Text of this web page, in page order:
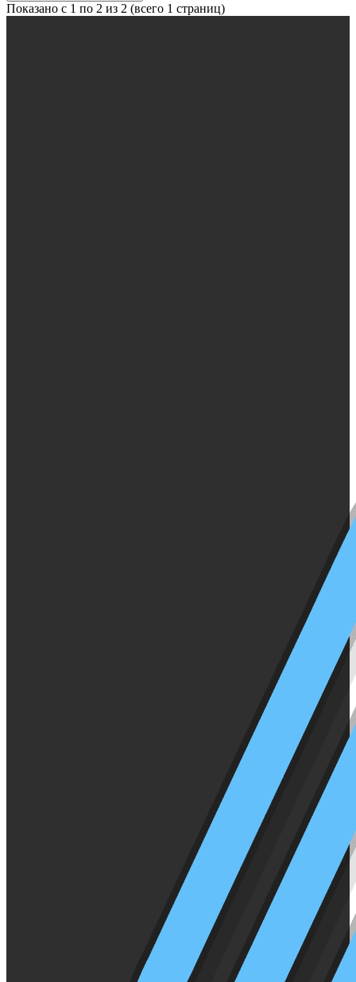
Показано с 1 по 2 из 2 (всего 1 страниц)